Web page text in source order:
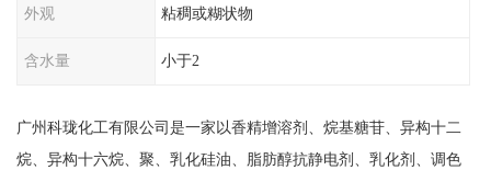
外观 粘稠或糊状物
含水量 小于2
广州科珑化工有限公司是一家以香精增溶剂、烷基糖苷、异构十二
烷、异构十六烷、聚、乳化硅油、脂肪醇抗静电剂、乳化剂、调色